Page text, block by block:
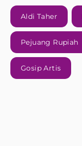
Aldi Taher
Pejuang Rupiah
Gosip Artis